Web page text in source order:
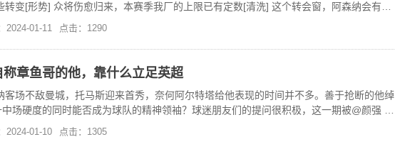
转变[形势] 众将伤愈归来，本赛季我厂的上限已有定数[清洗] 这个转会窗，阿森纳会有哪
2024-01-11 点击：1290
章鱼哥的他，靠什么立足英超
客场不敌曼城，托马斯迎来首秀，奈何阿尔特塔给他表现的时间并不多。善于抢断的他绰
中场硬度的同时能否成为球队的精神领袖？球迷朋友们的提问很积极，这一期被@颜强 @
就是你。[看球] 静音
2024-01-10 点击：1305